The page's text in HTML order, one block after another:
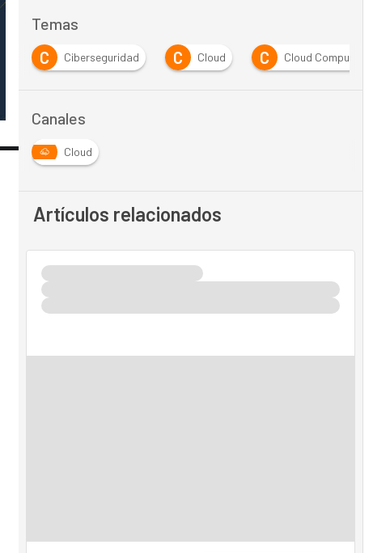
Temas
C Ciberseguridad C Cloud C Cloud Computing
Canales
Cloud
Artículos relacionados